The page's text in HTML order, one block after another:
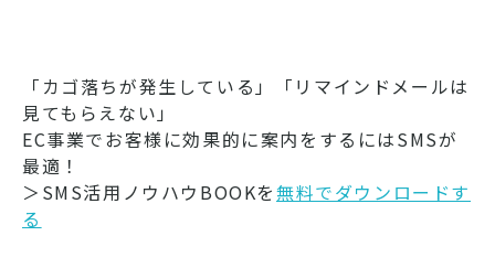
「カゴ落ちが発生している」「リマインドメールは
見てもらえない」
EC事業でお客様に効果的に案内をするにはSMSが
最適！
＞SMS活用ノウハウBOOKを無料でダウンロードす
る